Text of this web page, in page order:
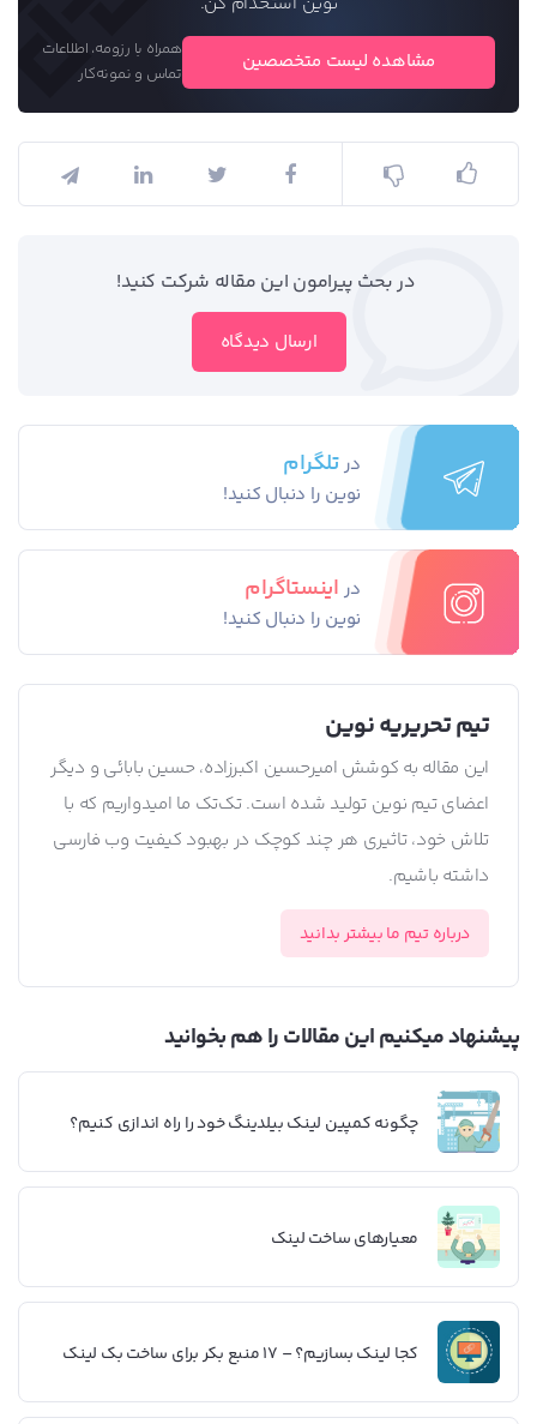
مشاهده لیست متخصصین
همراه با رزومه، اطلاعات
تماس و نمونه‌کار
در بحث‌‌ پیرامون این مقاله شرکت کنید!
ارسال دیدگاه
درتلگرام
نوین را دنبال کنید!
در اینستاگرام
نوین را دنبال کنید!
تیم تحریریه نوین
این مقاله به کوشش امیرحسین اکبرزاده، حسین بابائی و دیگر
اعضای تیم نوین تولید شده است. تک‌تک ما امیدواریم که با
تلاش خود، تاثیری هر چند کوچک در بهبود کیفیت وب فارسی
داشته باشیم.
درباره تیم ما بیشتر بدانید
پیشنهاد میکنیم این مقالات را هم بخوانید
چگونه کمپین لینک بیلدینگ خود را راه اندازی کنیم؟
معیارهای ساخت لینک
کجا لینک بسازیم؟ – 17 منبع بکر برای ساخت بک لینک